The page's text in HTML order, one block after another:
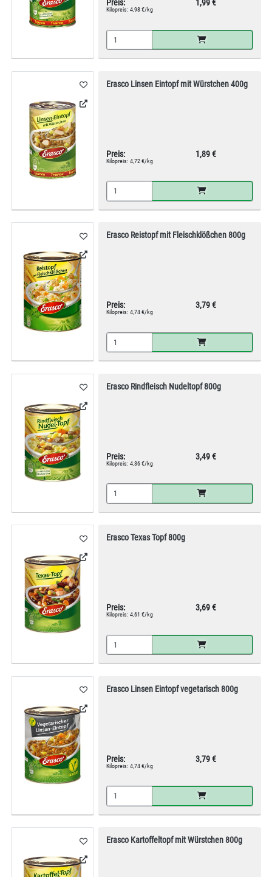
Preis: 1,99 €
Kilopreis: 4,98 €/kg
Erasco Linsen Eintopf mit Würstchen 400g
Preis: 1,89 €
Kilopreis: 4,72 €/kg
Erasco Reistopf mit Fleischklößchen 800g
Preis: 3,79 €
Kilopreis: 4,74 €/kg
Erasco Rindfleisch Nudeltopf 800g
Preis: 3,49 €
Kilopreis: 4,36 €/kg
Erasco Texas Topf 800g
Preis: 3,69 €
Kilopreis: 4,61 €/kg
Erasco Linsen Eintopf vegetarisch 800g
Preis: 3,79 €
Kilopreis: 4,74 €/kg
Erasco Kartoffeltopf mit Würstchen 800g